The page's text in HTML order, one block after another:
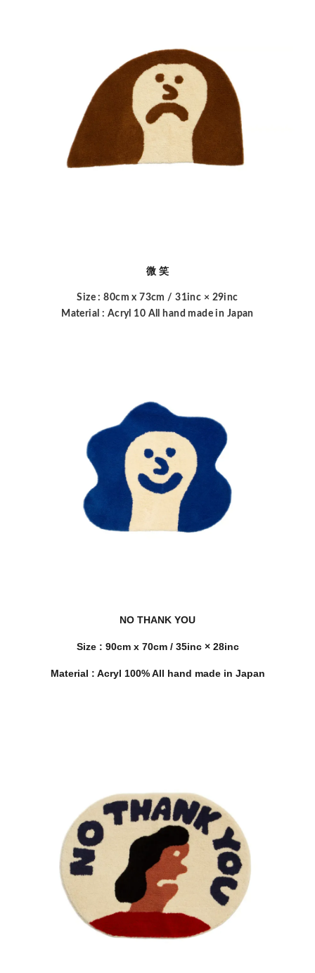
微 笑
Size : 80cm x 73cm / 31inc × 29inc
Material : Acryl 10 All hand made in Japan
NO THANK YOU
Size : 90cm x 70cm / 35inc × 28inc
Material : Acryl 100% All hand made in Japan